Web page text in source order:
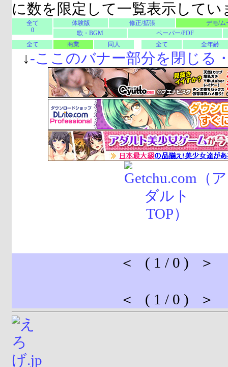
に数を限定して一覧表示してい
全て
0
体験版 修正/拡張
デモ/ム
歌・BGM
ペーパー/PDF
全て
商業 同人 全て 全年齢
↓-ここのバナー部分を閉じる
＜ ( 1 / 0 ) ＞
＜ ( 1 / 0 ) ＞